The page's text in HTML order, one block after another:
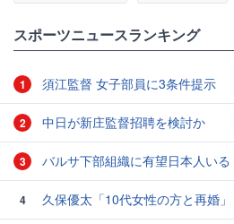
スポーツニュースランキング
1 須江監督 女子部員に3条件提示
2 中日が新庄監督招聘を検討か
3 バルサ下部組織に有望日本人いる
4 久保優太「10代女性の方と再婚」